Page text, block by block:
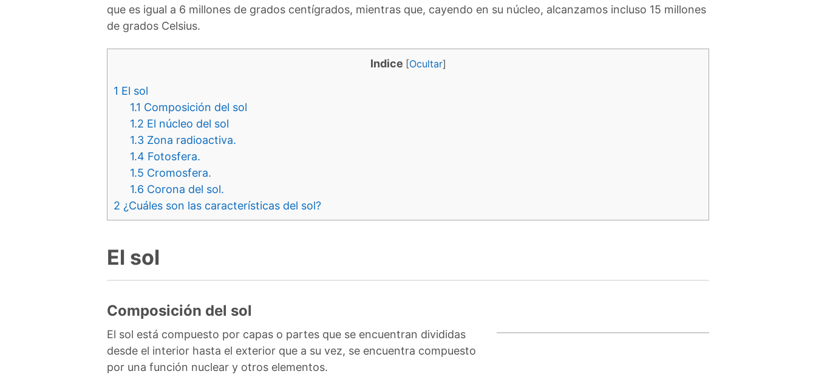
que es igual a 6 millones de grados centígrados, mientras que, cayendo en su núcleo, alcanzamos incluso 15 millones
de grados Celsius.
Indice [Ocultar]
1 El sol
1.1 Composición del sol
1.2 El núcleo del sol
1.3 Zona radioactiva.
1.4 Fotosfera.
1.5 Cromosfera.
1.6 Corona del sol.
2 ¿Cuáles son las características del sol?
El sol
Composición del sol
El sol está compuesto por capas o partes que se encuentran divididas
desde el interior hasta el exterior que a su vez, se encuentra compuesto
por una función nuclear y otros elementos.